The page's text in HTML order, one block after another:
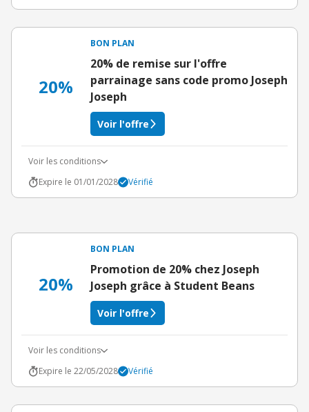
20%
BON PLAN
20% de remise sur l'offre
parrainage sans code promo Joseph
Joseph
Voir l'offre
Voir les conditions
Expire le 01/01/2028
Vérifié
20%
BON PLAN
Promotion de 20% chez Joseph
Joseph grâce à Student Beans
Voir l'offre
Voir les conditions
Expire le 22/05/2028
Vérifié